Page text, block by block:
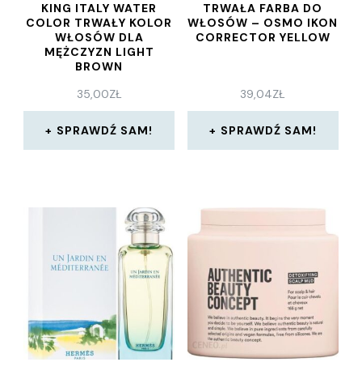
KING ITALY WATER
COLOR TRWAŁY KOLOR
WŁOSÓW DLA
MĘŻCZYZN LIGHT
BROWN
35,00ZŁ
SPRAWDŹ SAM!
TRWAŁA FARBA DO
WŁOSÓW – OSMO IKON
CORRECTOR YELLOW
39,04ZŁ
SPRAWDŹ SAM!